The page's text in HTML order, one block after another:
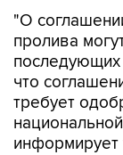
"О
пролива
последующих
что
требует
информирует